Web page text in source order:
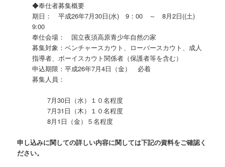
◆奉仕者募集概要
期日： 平成26年7月30日(水) 9：00 ～ 8月2日((土)
9:00
奉仕会場： 国立夜須高原青少年自然の家
募集対象：ベンチャースカウト、ローバースカウト、成人
指導者、ボーイスカウト関係者（保護者等を含む）
申込期限：平成26年7月4日（金） 必着
募集人員：
7月30日（水）１０名程度
7月31日（木）１０名程度
8月1日（金）５名程度
申し込みに関しての詳しい内容に関しては下記の資料をご確認く
ださい。